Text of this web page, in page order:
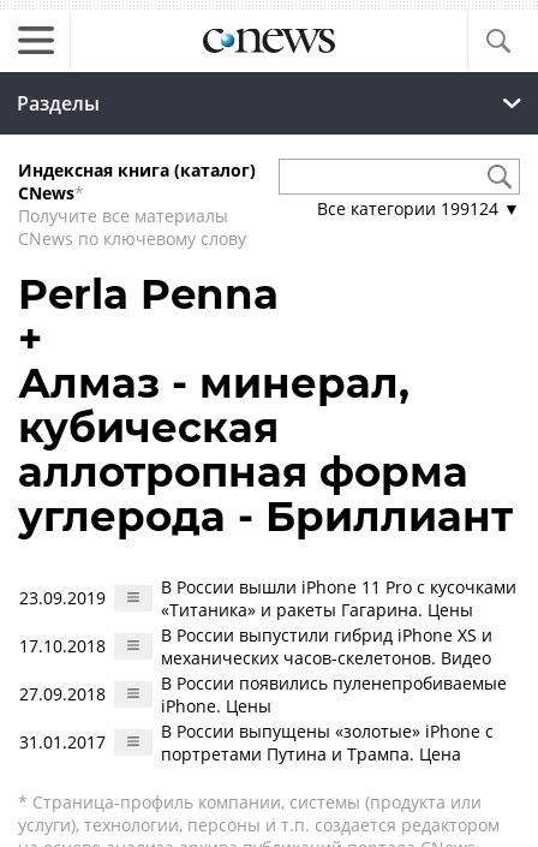
Разделы
Индексная книга (каталог)
CNews*
Получите все материалы
CNews по ключевому слову
Все категории 199124 ▼
Perla Penna
+
Алмаз - минерал,
кубическая
аллотропная форма
углерода - Бриллиант
23.09.2019
В России вышли iPhone 11 Pro с кусочками
«Титаника» и ракеты Гагарина. Цены
17.10.2018
В России выпустили гибрид iPhone XS и
механических часов-скелетонов. Видео
27.09.2018
В России появились пуленепробиваемые
iPhone. Цены
31.01.2017
В России выпущены «золотые» iPhone с
портретами Путина и Трампа. Цена
* Страница-профиль компании, системы (продукта или
услуги), технологии, персоны и т.п. создается редактором